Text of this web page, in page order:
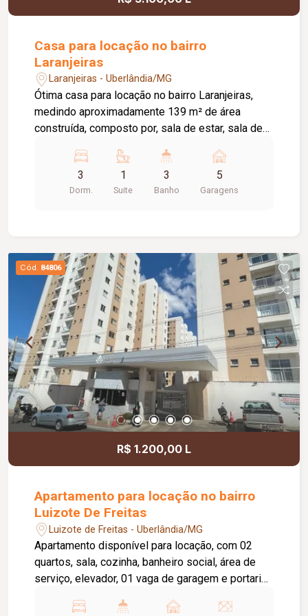
oferecer conforto, sofisticação e funcionalidade.
Casa para locação no bairro
Laranjeiras
Laranjeiras - Uberlândia/MG
Ótima casa para locação no bairro Laranjeiras,
medindo aproximadamente 139 m² de área
construída, composto por, sala de estar, sala de
sendo 01 suite, banheiro social, cozinha com
armários planejados cooktop e geladeira,
despensa e área de serviço, banheiro externo,
3
Dorm.
1
Suite
3
Banho
5
Garagens
Cód. 84806
R$ 1.200,00 L
Apartamento para locação no bairro
Luizote De Freitas
Luizote de Freitas - Uberlândia/MG
Apartamento disponível para locação, com 02
quartos, sala, cozinha, banheiro social, área de
serviço, elevador, 01 vaga de garagem e portaria
piscina e salão de festas, proporcionando mais